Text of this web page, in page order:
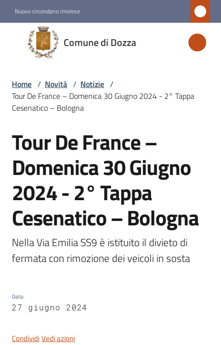
Nuovo circondario imolese
Comune di Dozza
Comune
di
Dozza
Amministrazione
Novità
Menu selezionato
Servizi
Vivere
Dozza
line
gli
Home / Novità / Notizie /
Tour De France – Domenica 30 Giugno 2024 - 2° Tappa
Cesenatico – Bologna
Salta al contenuto
Tour De France –
Domenica 30 Giugno
2024 - 2° Tappa
Cesenatico – Bologna
Nella Via Emilia SS9 è istituito il divieto di
fermata con rimozione dei veicoli in sosta
Data:
27 giugno 2024
CondividiVedi azioni